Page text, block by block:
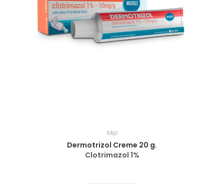
Mip
Dermotrizol Creme 20 g.
Clotrimazol 1%